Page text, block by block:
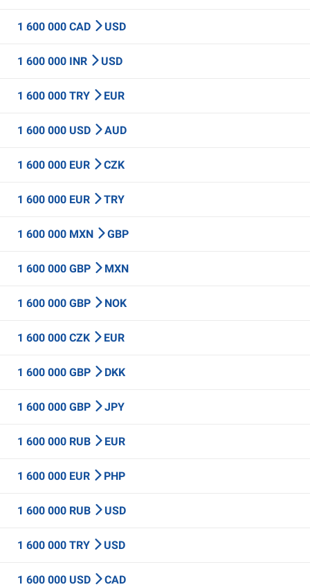
1 600 000 CAD USD
1 600 000 INR USD
1 600 000 TRY EUR
1 600 000 USD AUD
1 600 000 EUR CZK
1 600 000 EUR TRY
1 600 000 MXN GBP
1 600 000 GBP MXN
1 600 000 GBP NOK
1 600 000 CZK EUR
1 600 000 GBP DKK
1 600 000 GBP JPY
1 600 000 RUB EUR
1 600 000 EUR PHP
1 600 000 RUB USD
1 600 000 TRY USD
1 600 000 USD CAD